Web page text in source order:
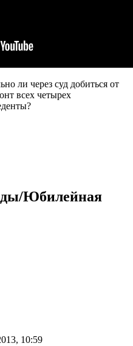
ли через суд добиться от
всех четырех
Юбилейная
10:59